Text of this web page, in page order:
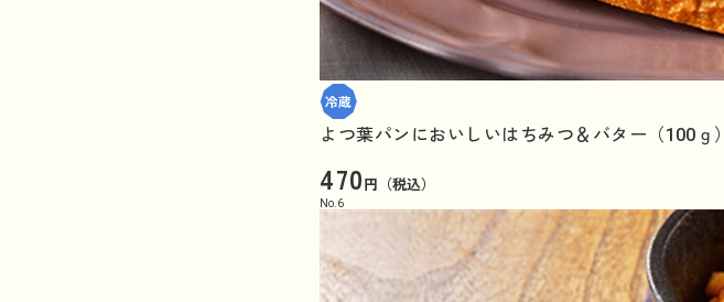
よつ葉パンにおいしいはちみつ＆バター（100ｇ）
470円（税込）
No. 6